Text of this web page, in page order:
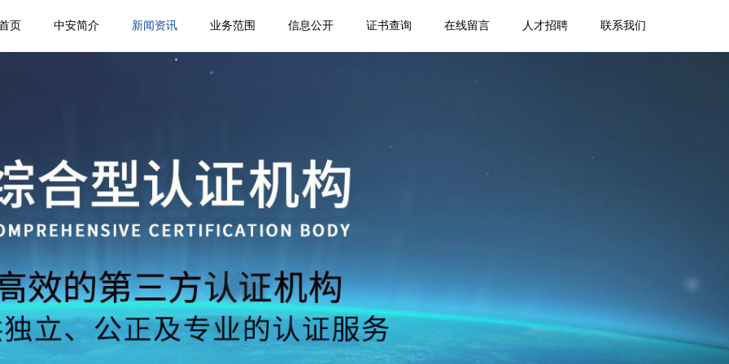
页 中安简介 新闻资讯 业务范围 信息公开 证书查询 在线留言 人才招聘 联系我们